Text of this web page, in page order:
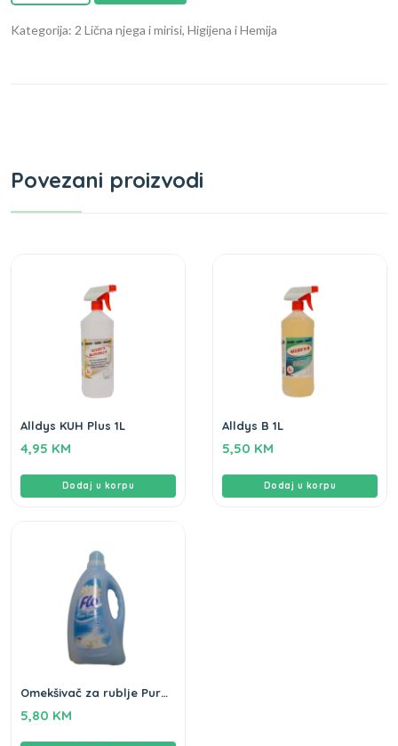
Kategorija: 2 Lična njega i mirisi, Higijena i Hemija
Povezani proizvodi
Alldys KUH Plus 1L
4,95 KM
Dodaj u korpu
Alldys B 1L
5,50 KM
Dodaj u korpu
Omekšivač za rublje Pure
5,80 KM